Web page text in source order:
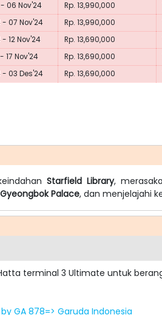
- 06 Nov'24 Rp. 13,990,000
- 07 Nov'24
Rp. 13,990,000
12 Nov'24
Rp. 13,690,000
17 Nov'24
Rp. 13,690,000
- 03 Des'24
Rp. 13,690,000
Starfield Library,
Gyeongbok Palace, dan menjelajahi
terminal 3 Ultimate untuk
GA 878=> Garuda Indonesia